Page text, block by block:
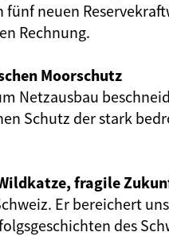
fünf neuen
Rechnung.
Moorschutz
Netzausbau
Schutz der stark
fragile
Er bereichert
des